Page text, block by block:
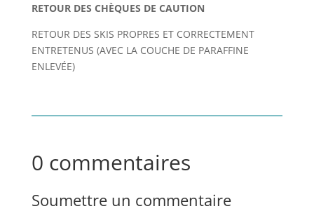
RETOUR DES CHÈQUES DE CAUTION
RETOUR DES SKIS PROPRES ET CORRECTEMENT
ENTRETENUS (AVEC LA COUCHE DE PARAFFINE
ENLEVÉE)
0 commentaires
Soumettre un commentaire